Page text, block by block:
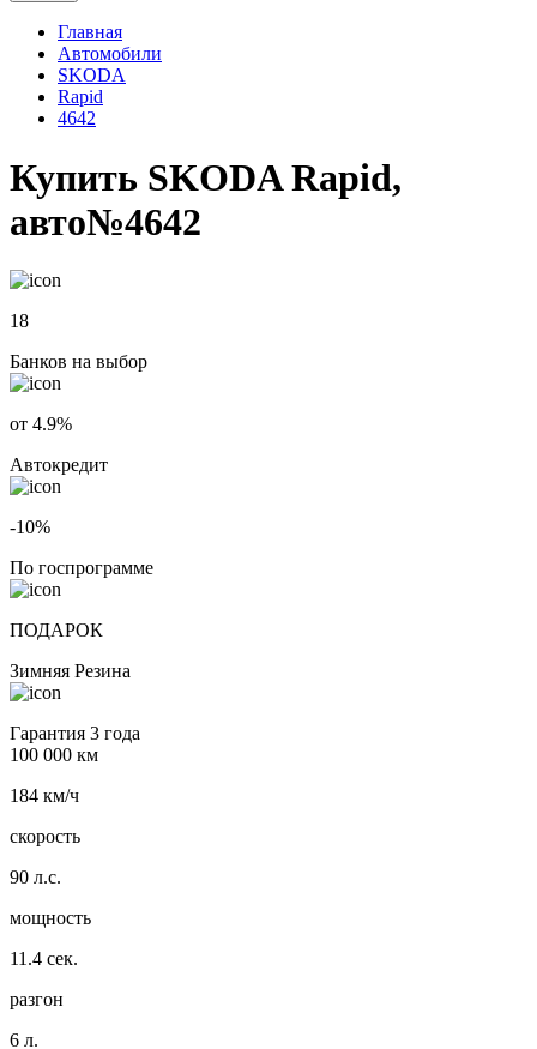
Главная
Автомобили
SKODA
Rapid
4642
Купить SKODA Rapid,
авто№4642
18
Банков на выбор
от 4.9%
Автокредит
-10%
По госпрограмме
ПОДАРОК
Зимняя Резина
Гарантия 3 года
100 000 км
184 км/ч
скорость
90 л.с.
мощность
11.4 сек.
разгон
6 л.